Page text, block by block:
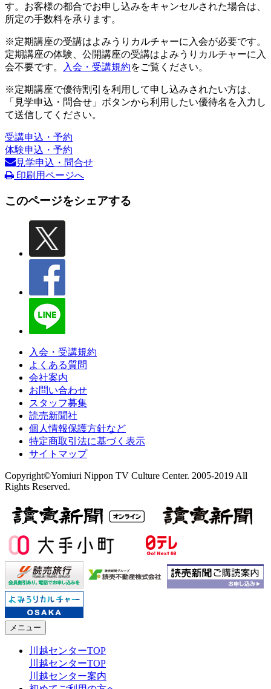
す。お客様の都合でお申し込みをキャンセルされた場合は、
所定の手数料を承ります。
※定期講座の受講はよみうりカルチャーに入会が必要です。
定期講座の体験、公開講座の受講はよみうりカルチャーに入
会不要です。
入会・受講規約をご覧ください。
※定期講座で優待割引を利用して申し込みされたい方は、
「見学申込・問合せ」ボタンから利用したい優待名を入力し
て送信してください。
受講申込・予約
体験申込・予約
見学申込・問合せ
印刷用ページへ
このページをシェアする
入会・受講規約
よくある質問
会社案内
お問い合わせ
スタッフ募集
読売新聞社
個人情報保護方針など
特定商取引法に基づく表示
サイトマップ
Copyright©Yomiuri Nippon TV Culture Center. 2005-2019 All
Rights Reserved.
メニュー
川越センターTOP
川越センターTOP
川越センター案内